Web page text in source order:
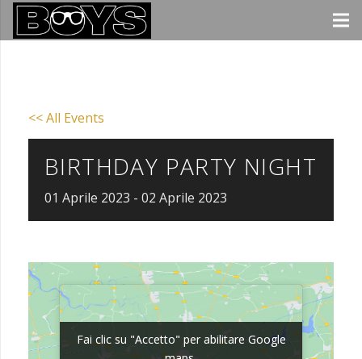
<< All Events
BIRTHDAY PARTY NIGHT
01 Aprile 2023 - 02 Aprile 2023
Fai clic su "Accetto" per abilitare Google
Fai clic su "Accetto" per abilitare Google